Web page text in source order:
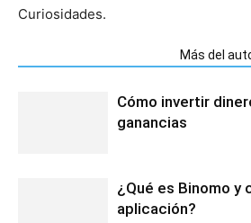
Curiosidades.
Más del
Cómo invertir
ganancias
¿Qué es Binomo y
aplicación?